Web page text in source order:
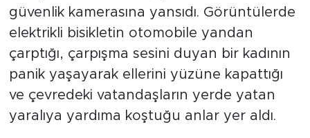
güvenlik kamerasına yansıdı. Görüntülerde
elektrikli bisikletin otomobile yandan
çarptığı, çarpışma sesini duyan bir kadının
panik yaşayarak ellerini yüzüne kapattığı
ve çevredeki vatandaşların yerde yatan
yaralıya yardıma koştuğu anlar yer aldı.